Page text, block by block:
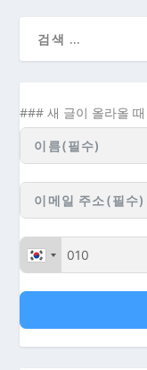
### 새 글이 올라올